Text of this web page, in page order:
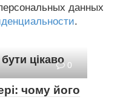
данных
.
цікаво 0
чому його